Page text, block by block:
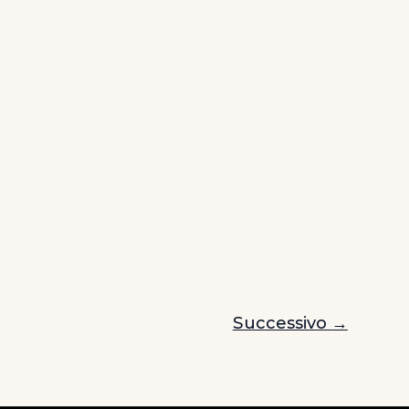
Successivo →